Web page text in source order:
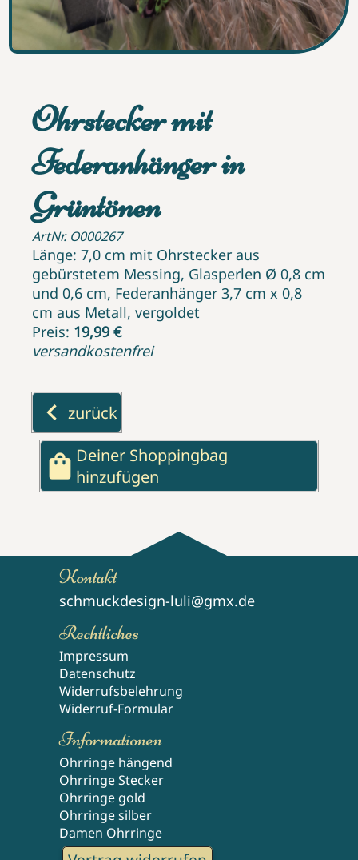
Ohrstecker mit
Federanhänger in
Grüntönen
ArtNr. O000267
Länge: 7,0 cm mit Ohrstecker aus
gebürstetem Messing, Glasperlen Ø 0,8 cm
und 0,6 cm, Federanhänger 3,7 cm x 0,8
cm aus Metall, vergoldet
Preis: 19,99 €
versandkostenfrei
keyboard_arrow_left zurück
shopping_bag Deiner Shoppingbag
hinzufügen
Kontakt
schmuckdesign-luli@gmx.de
Rechtliches
Impressum
Datenschutz
Widerrufsbelehrung
Widerruf-Formular
Informationen
Ohrringe hängend
Ohrringe Stecker
Ohrringe gold
Ohrringe silber
Damen Ohrringe